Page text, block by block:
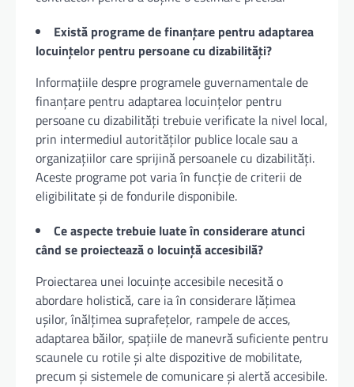
Există programe de finanțare pentru adaptarea
locuințelor pentru persoane cu dizabilități?
Informațiile despre programele guvernamentale de
finanțare pentru adaptarea locuințelor pentru
persoane cu dizabilități trebuie verificate la nivel local,
prin intermediul autorităților publice locale sau a
organizațiilor care sprijină persoanele cu dizabilități.
Aceste programe pot varia în funcție de criterii de
eligibilitate și de fondurile disponibile.
Ce aspecte trebuie luate în considerare atunci
când se proiectează o locuință accesibilă?
Proiectarea unei locuințe accesibile necesită o
abordare holistică, care ia în considerare lățimea
ușilor, înălțimea suprafețelor, rampele de acces,
adaptarea băilor, spațiile de manevră suficiente pentru
scaunele cu rotile și alte dispozitive de mobilitate,
precum și sistemele de comunicare și alertă accesibile.